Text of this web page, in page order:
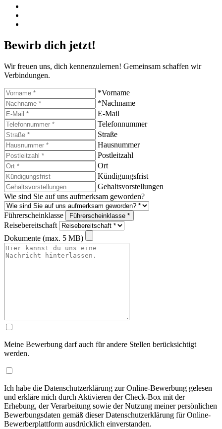
Bewirb dich jetzt!
Wir freuen uns, dich kennenzulernen! Gemeinsam schaffen wir
Verbindungen.
*Vorname
*Nachname
E-Mail
Telefonnummer
Straße
Hausnummer
Postleitzahl
Ort
Kündigungsfrist
Gehaltsvorstellungen
Wie sind Sie auf uns aufmerksam geworden?
Führerscheinklasse Führerscheinklasse *
Reisebereitschaft
Dokumente (max. 5 MB)
Meine Bewerbung darf auch für andere Stellen berücksichtigt
werden.
Ich habe die Datenschutzerklärung zur Online-Bewerbung gelesen
und erkläre mich durch Aktivieren der Check-Box mit der
Erhebung, der Verarbeitung sowie der Nutzung meiner persönlichen
Bewerbungsdaten gemäß dieser Datenschutzerklärung für Online-
Bewerberplattform ausdrücklich einverstanden.